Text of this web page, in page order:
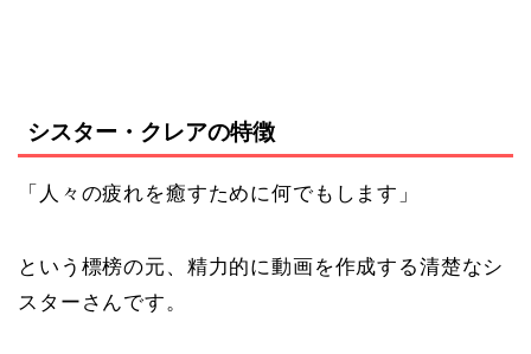
シスター・クレアの特徴
「人々の疲れを癒すために何でもします」
という標榜の元、精力的に動画を作成する清楚なシ
スターさんです。